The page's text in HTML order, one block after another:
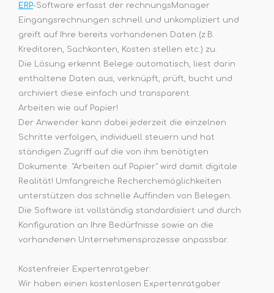
ERP-Software erfasst der rechnungsManager
Eingangsrechnungen schnell und unkompliziert und
greift auf Ihre bereits vorhandenen Daten (z.B.
Kreditoren, Sachkonten, Kosten stellen etc.) zu.
Die Lösung erkennt Belege automatisch, liest darin
enthaltene Daten aus, verknüpft, prüft, bucht und
archiviert diese einfach und transparent.
Arbeiten wie auf Papier!
Der Anwender kann dabei jederzeit die einzelnen
Schritte verfolgen, individuell steuern und hat
ständigen Zugriff auf die von ihm benötigten
Dokumente. "Arbeiten auf Papier" wird damit digitale
Realität! Umfangreiche Recherchemöglichkeiten
unterstützen das schnelle Auffinden von Belegen.
Die Software ist vollständig standardisiert und durch
Konfiguration an Ihre Bedürfnisse sowie an die
vorhandenen Unternehmensprozesse anpassbar.
Kostenfreier Expertenratgeber:
Wir haben einen kostenlosen Expertenratgaber